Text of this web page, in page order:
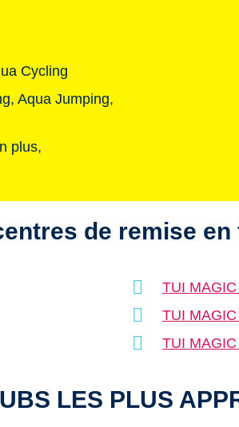
Cycling
Aqua Jumping,
plus,
de remise
TUI
TUI
TUI
LES PLUS